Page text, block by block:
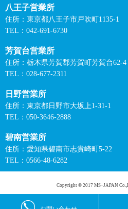
八王子営業所
住所：東京都八王子市戸吹町1135-1
TEL：042-691-6730
芳賀台営業所
住所：栃木県芳賀郡芳賀町芳賀台62-4
TEL：028-677-2311
日野営業所
住所：東京都日野市大坂上1-31-1
TEL：050-3646-2888
碧南営業所
住所：愛知県碧南市志貴崎町5-22
TEL：0566-48-6282
Copyright © 2017 MSｰJAPAN